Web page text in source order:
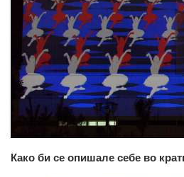
Како би се опишале себе во